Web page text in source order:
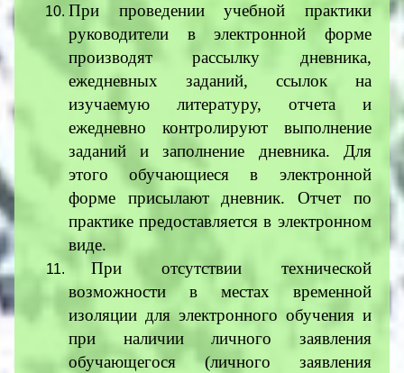
При проведении учебной практики
руководители в электронной форме
производят рассылку дневника,
ежедневных заданий, ссылок на
изучаемую литературу, отчета и
ежедневно контролируют выполнение
заданий и заполнение дневника. Для
этого обучающиеся в электронной
форме присылают дневник. Отчет по
практике предоставляется в электронном
виде.
При отсутствии технической
возможности в местах временной
изоляции для электронного обучения и
при наличии личного заявления
обучающегося (личного заявления